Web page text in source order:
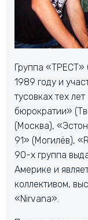
Группа «ТРЕСТ»
1989 году и
тусовках тех
бюрократии»
(Москва),
91» (Могилёв),
90-х группа
Америке и
коллективом,
«Nirvana».